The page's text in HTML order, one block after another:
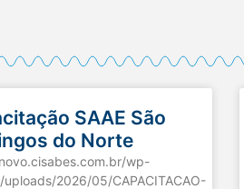
SAAE São
do Norte
wp-
2026/05/CAPACITACAO-